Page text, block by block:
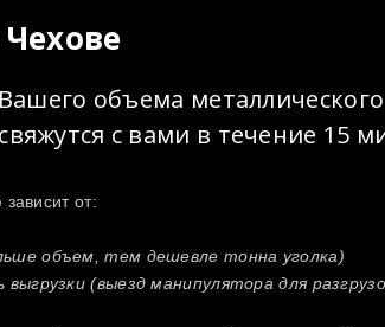
объема металлического
с вами в течение 15
от:
объем, тем дешевле тонна уголка)
(выезд манипулятора для